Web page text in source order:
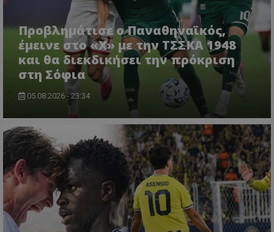
Προβλημάτισε ο Παναθηναϊκός,
έμεινε στο «Χ» με την ΤΣΣΚΑ 1948
και θα διεκδικήσει την πρόκριση
στη Σόφια
05.08.2026 - 23:34